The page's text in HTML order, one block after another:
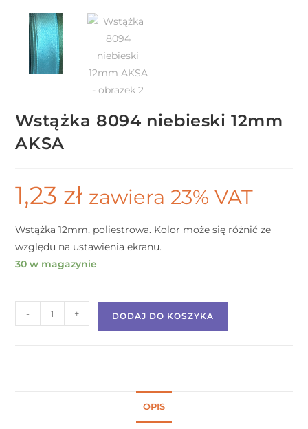
Wstążka 8094 niebieski 12mm
AKSA
1,23 zł zawiera 23% VAT
Wstążka 12mm, poliestrowa. Kolor może się różnić ze
względu na ustawienia ekranu.
30 w magazynie
- + DODAJ DO KOSZYKA
OPIS